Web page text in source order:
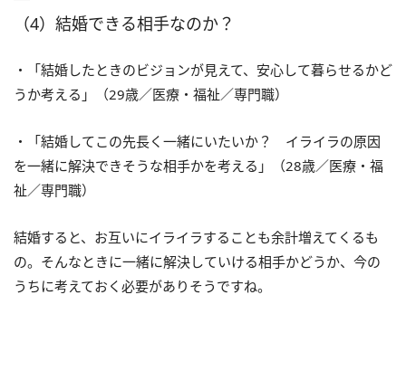
（4）結婚できる相手なのか？
・「結婚したときのビジョンが見えて、安心して暮らせるかど
うか考える」（29歳／医療・福祉／専門職）
・「結婚してこの先長く一緒にいたいか？ イライラの原因
を一緒に解決できそうな相手かを考える」（28歳／医療・福
祉／専門職）
結婚すると、お互いにイライラすることも余計増えてくるも
の。そんなときに一緒に解決していける相手かどうか、今の
うちに考えておく必要がありそうですね。